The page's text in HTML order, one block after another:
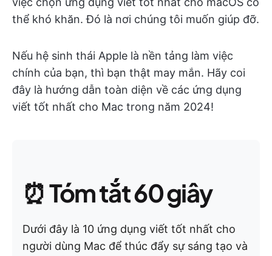
thể khó khăn. Đó là nơi chúng tôi muốn giúp đỡ.
Nếu hệ sinh thái Apple là nền tảng làm việc
chính của bạn, thì bạn thật may mắn. Hãy coi
đây là hướng dẫn toàn diện về các ứng dụng
viết tốt nhất cho Mac trong năm 2024!
⏰Tóm tắt 60 giây
Dưới đây là 10 ứng dụng viết tốt nhất cho
người dùng Mac để thúc đẩy sự sáng tạo và